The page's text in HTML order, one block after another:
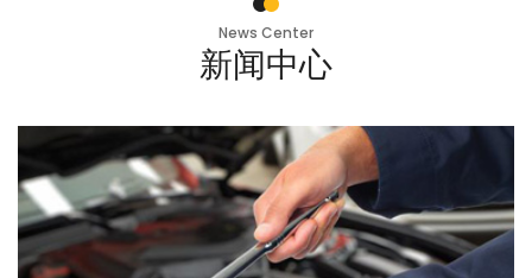
News Center
新闻中心